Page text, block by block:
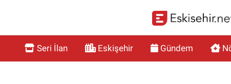
Seri İlan Eskişehir Gündem